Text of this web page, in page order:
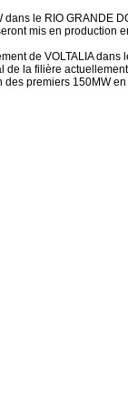
le RIO GRANDE
mis en production
de VOLTALIA dans
de la filière
premiers 150MW